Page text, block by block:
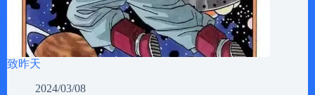
致昨天
2024/03/08